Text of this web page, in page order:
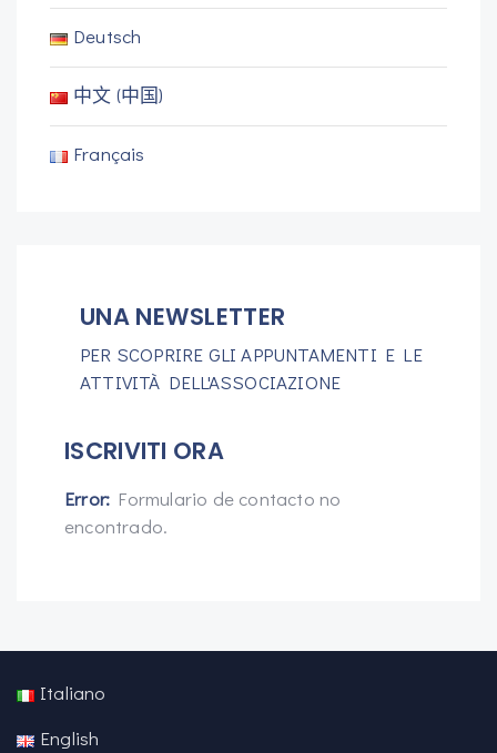
Deutsch
中文 (中国)
Français
UNA NEWSLETTER
PER SCOPRIRE GLI APPUNTAMENTI E LE
ATTIVITÀ DELL'ASSOCIAZIONE
ISCRIVITI ORA
Error: Formulario de contacto no
encontrado.
Italiano
English